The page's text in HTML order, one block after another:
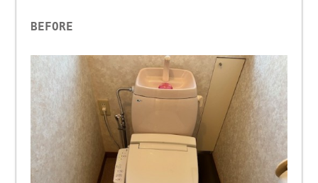
BEFORE